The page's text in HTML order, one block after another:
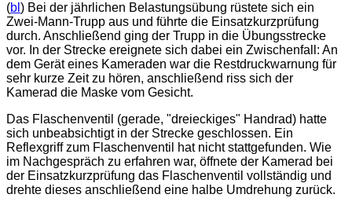
(bl ) Bei der jährlichen Belastungsübung rüstete sich ein
Zwei-Mann-Trupp aus und führte die Einsatzkurzprüfung
durch. Anschließend ging der Trupp in die Übungsstrecke
vor. In der Strecke ereignete sich dabei ein Zwischenfall: An
dem Gerät eines Kameraden war die Restdruckwarnung für
sehr kurze Zeit zu hören, anschließend riss sich der
Kamerad die Maske vom Gesicht.
Das Flaschenventil (gerade, "dreieckiges" Handrad) hatte
sich unbeabsichtigt in der Strecke geschlossen. Ein
Reflexgriff zum Flaschenventil hat nicht stattgefunden. Wie
im Nachgespräch zu erfahren war, öffnete der Kamerad bei
der Einsatzkurzprüfung das Flaschenventil vollständig und
drehte dieses anschließend eine halbe Umdrehung zurück.